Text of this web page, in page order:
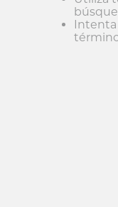
Intenta